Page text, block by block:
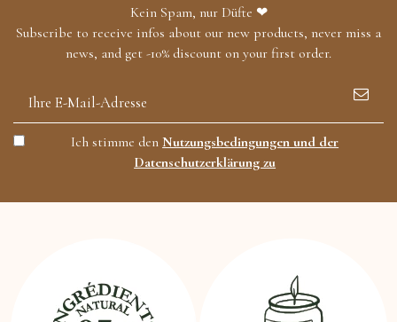
Kein Spam, nur Düfte ❤
Subscribe to receive infos about our new products, never miss a
news, and get -10% discount on your first order.
Ich stimme denNutzungsbedingungen und der
Datenschutzerklärung zu